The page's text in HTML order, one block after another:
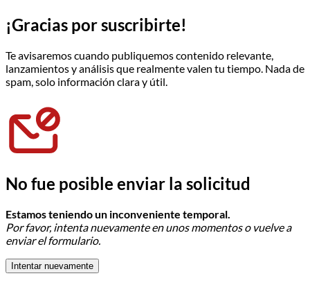
¡Gracias por suscribirte!
Te avisaremos cuando publiquemos contenido relevante,
lanzamientos y análisis que realmente valen tu tiempo. Nada de
spam, solo información clara y útil.
No fue posible enviar la solicitud
Estamos teniendo un inconveniente temporal.
Por favor, intenta nuevamente en unos momentos o vuelve a
enviar el formulario.
Intentar nuevamente